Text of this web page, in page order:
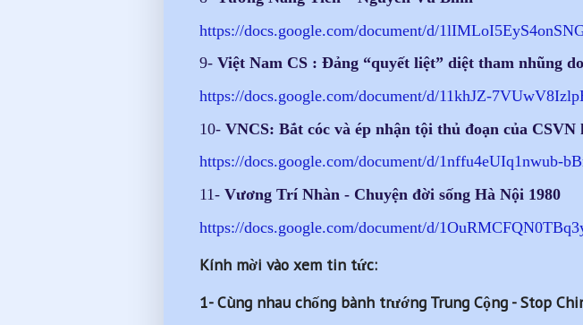
https://docs.google.com/document/d/
9-Việt Nam CS : Đảng “quyết liệt” diệt tham nhũng
https://docs.google.com/document/d/11khJZ-
10-VNCS: Bắt cóc và ép nhận tội thủ đoạn của CSVN
https://docs.google.com/document/d/1nffu4eUIq1nwub-
11-Vương Trí Nhàn - Chuyện đời sống Hà Nội 1980
https://docs.google.com/document/d/
Kính mời vào xem tin tức:
1- Cùng nhau chống bành trướng Trung Cộng - Stop